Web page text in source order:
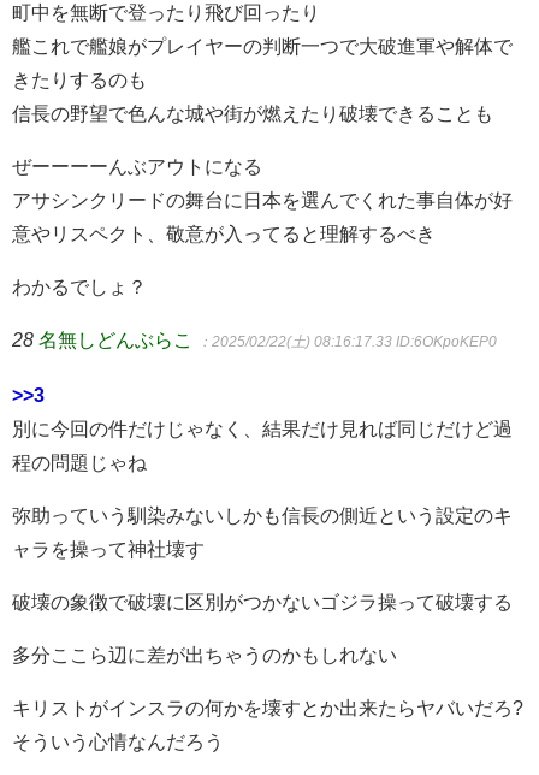
町中を無断で登ったり飛び回ったり
艦これで艦娘がプレイヤーの判断一つで大破進軍や解体で
きたりするのも
信長の野望で色んな城や街が燃えたり破壊できることも
ぜーーーーんぶアウトになる
アサシンクリードの舞台に日本を選んでくれた事自体が好
意やリスペクト、敬意が入ってると理解するべき
わかるでしょ？
28 名無しどんぶらこ ：2025/02/22(土) 08:16:17.33 ID:6OKpoKEP0
>>3
別に今回の件だけじゃなく、結果だけ見れば同じだけど過
程の問題じゃね
弥助っていう馴染みないしかも信長の側近という設定のキ
ャラを操って神社壊す
破壊の象徴で破壊に区別がつかないゴジラ操って破壊する
多分ここら辺に差が出ちゃうのかもしれない
キリストがインスラの何かを壊すとか出来たらヤバいだろ?
そういう心情なんだろう